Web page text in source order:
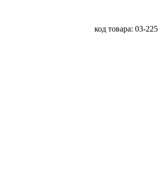
код товара: 03-225